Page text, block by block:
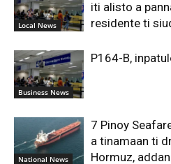
Local News
iti alisto a
residente ti
Business News
P164-B,
National News
7 Pinoy
a tinamaan ti
Hormuz,